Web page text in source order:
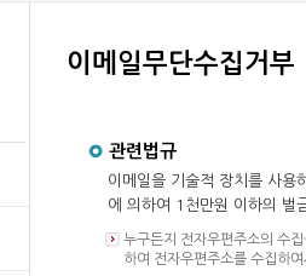
이메일무단수집거부
관련법규
이메일을 기술적 장치를 사용
에 의하여 1천만원 이하의 벌
누구든지 전자우편주소의 수
하여 전자우편주소를 수집하